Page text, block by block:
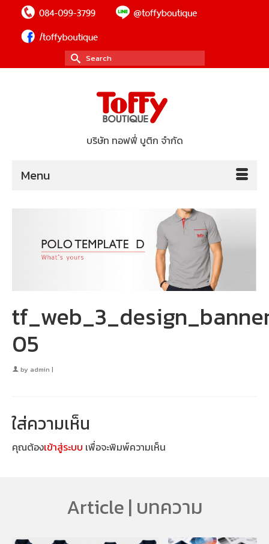
Search
for:
บริษัท ทอฟฟี่ บูติก จำกัด
Menu
05
by admin |
ใส่ความเห็น
คุณต้องเข้าสู่ระบบ เพื่อจะพิมพ์ความเห็น
Article | บทความ